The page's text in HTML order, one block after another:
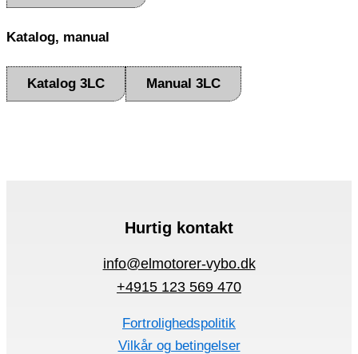
Katalog, manual
Katalog 3LC Manual 3LC
Hurtig kontakt
info@elmotorer-vybo.dk
+4915 123 569 470
Fortrolighedspolitik
Vilkår og betingelser